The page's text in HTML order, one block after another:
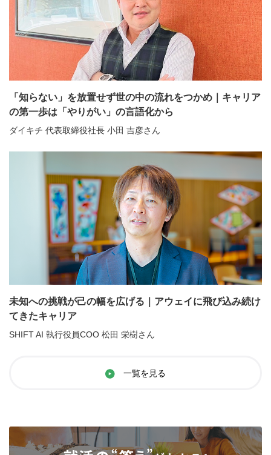
「知らない」を放置せず世の中の流れをつかめ｜キャリア
の第一歩は「やりがい」の言語化から
ダイキチ 代表取締役社長 小田 吉彦さん
未知への挑戦が己の幅を広げる｜アウェイに飛び込み続け
てきたキャリア
SHIFT AI 執行役員COO 松田 栄樹さん
一覧を見る